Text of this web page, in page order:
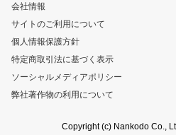
会社情報
サイトのご利用について
個人情報保護方針
特定商取引法に基づく表示
ソーシャルメディアポリシー
弊社著作物の利用について
Copyright (c) Nankodo Co.,